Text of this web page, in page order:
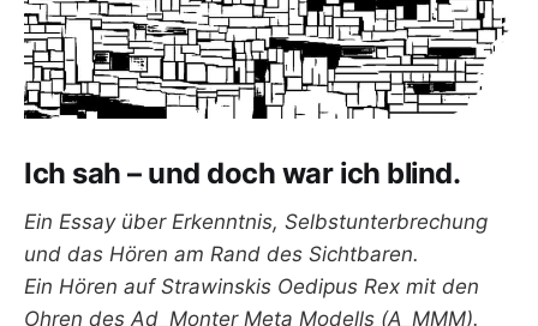
Ich sah – und doch war ich blind.
Ein Essay über Erkenntnis, Selbstunterbrechung
und das Hören am Rand des Sichtbaren.
Ein Hören auf Strawinskis Oedipus Rex mit den
Ohren des Ad_Monter Meta Modells (A_MMM).